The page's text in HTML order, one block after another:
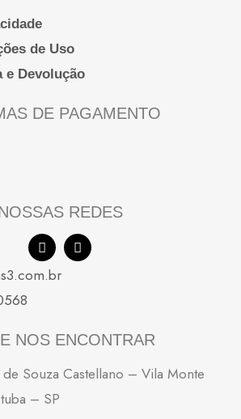
de Uso
e Devolução
DE PAGAMENTO
REDES
F
a
e
k
I
n
a
m
NOS ENCONTRAR
Souza Castellano – Vila Monte
– SP